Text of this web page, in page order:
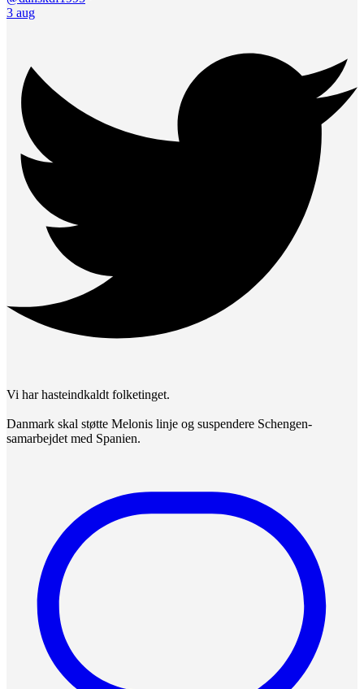
3 aug
Vi har hasteindkaldt folketinget.
Danmark skal støtte Melonis linje og suspendere Schengen-
samarbejdet med Spanien.